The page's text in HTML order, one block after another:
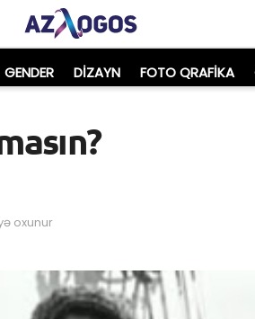
GENDER DIZAYN FOTO QRAFİKA
oxunur